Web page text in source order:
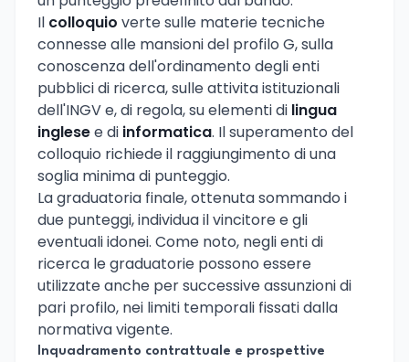
Il colloquio verte sulle materie tecniche
connesse alle mansioni del profilo G, sulla
conoscenza dell'ordinamento degli enti
pubblici di ricerca, sulle attivita istituzionali
dell'INGV e, di regola, su elementi di lingua
inglesee di informatica. Il superamento del
colloquio richiede il raggiungimento di una
soglia minima di punteggio.
La graduatoria finale, ottenuta sommando i
due punteggi, individua il vincitore e gli
eventuali idonei. Come noto, negli enti di
ricerca le graduatorie possono essere
utilizzate anche per successive assunzioni di
pari profilo, nei limiti temporali fissati dalla
normativa vigente.
Inquadramento contrattuale e prospettive